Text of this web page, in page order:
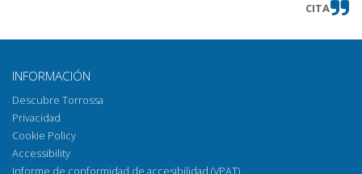
CITA
INFORMACIÓN
Descubre Torrossa
Privacidad
Cookie Policy
Accessibility
Informe de conformidad de accesibilidad (VPAT)